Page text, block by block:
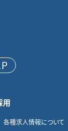
用
各種求⼈情報について